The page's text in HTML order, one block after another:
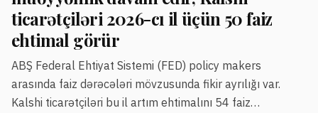
ticarətçiləri 2026-cı il üçün 50 faiz
ehtimal görür
ABŞ Federal Ehtiyat Sistemi (FED) policy makers
arasında faiz dərəcələri mövzusunda fikir ayrılığı var.
Kalshi ticarətçiləri bu il artım ehtimalını 54 faiz